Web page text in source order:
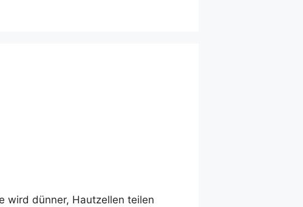
wird dünner, Hautzellen teilen